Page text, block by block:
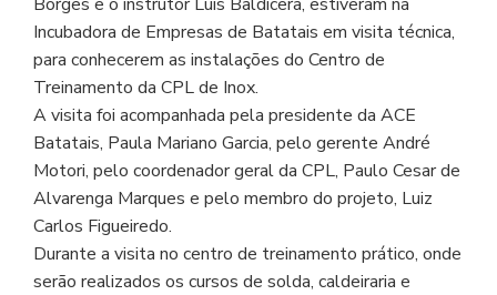
Incubadora de Empresas de Batatais em visita técnica,
para conhecerem as instalações do Centro de
Treinamento da CPL de Inox.
A visita foi acompanhada pela presidente da ACE
Batatais, Paula Mariano Garcia, pelo gerente André
Motori, pelo coordenador geral da CPL, Paulo Cesar de
Alvarenga Marques e pelo membro do projeto, Luiz
Carlos Figueiredo.
Durante a visita no centro de treinamento prático, onde
serão realizados os cursos de solda, caldeiraria e